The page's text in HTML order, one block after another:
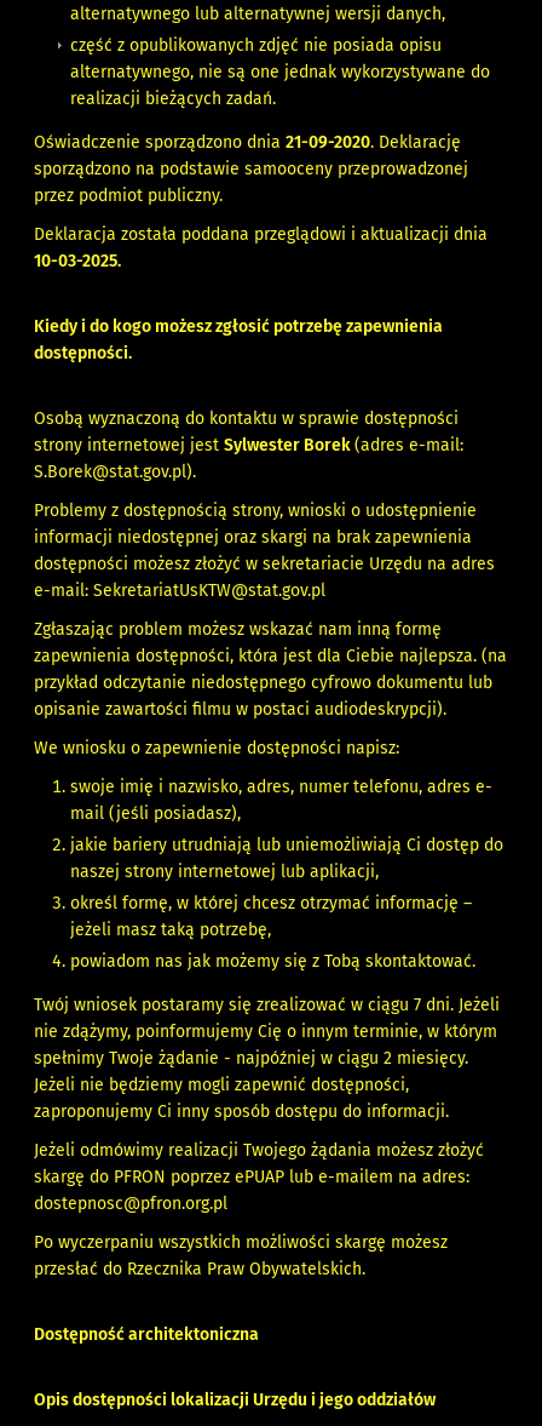
alternatywnego lub alternatywnej wersji danych,
część z opublikowanych zdjęć nie posiada opisu
alternatywnego, nie są one jednak wykorzystywane do
realizacji bieżących zadań.
Oświadczenie sporządzono dnia21-09-2020. Deklarację
sporządzono na podstawie samooceny przeprowadzonej
przez podmiot publiczny.
Deklaracja została poddana przeglądowi i aktualizacji dnia
10-03-2025.
Kiedy i do kogo możesz zgłosić potrzebę zapewnienia
dostępności.
Osobą wyznaczoną do kontaktu w sprawie dostępności
strony internetowej jestSylwester Borek(adres e-mail:
S.Borek@stat.gov.pl).
Problemy z dostępnością strony, wnioski o udostępnienie
informacji niedostępnej oraz skargi na brak zapewnienia
dostępności możesz złożyć w sekretariacie Urzędu na adres
e-mail:SekretariatUsKTW@stat.gov.pl
Zgłaszając problem możesz wskazać nam inną formę
zapewnienia dostępności, która jest dla Ciebie najlepsza. (na
przykład odczytanie niedostępnego cyfrowo dokumentu lub
opisanie zawartości filmu w postaci audiodeskrypcji).
We wniosku o zapewnienie dostępności napisz:
swoje imię i nazwisko, adres, numer telefonu, adres e-
mail (jeśli posiadasz),
jakie bariery utrudniają lub uniemożliwiają Ci dostęp do
naszej strony internetowej lub aplikacji,
określ formę, w której chcesz otrzymać informację –
jeżeli masz taką potrzebę,
powiadom nas jak możemy się z Tobą skontaktować.
Twój wniosek postaramy się zrealizować w ciągu 7 dni. Jeżeli
nie zdążymy, poinformujemy Cię o innym terminie, w którym
spełnimy Twoje żądanie - najpóźniej w ciągu 2 miesięcy.
Jeżeli nie będziemy mogli zapewnić dostępności,
zaproponujemy Ci inny sposób dostępu do informacji.
Jeżeli odmówimy realizacji Twojego żądania możesz złożyć
skargę do PFRON poprzez ePUAP lub e-mailem na adres:
dostepnosc@pfron.org.pl
Po wyczerpaniu wszystkich możliwości skargę możesz
przesłać do Rzecznika Praw Obywatelskich.
Dostępność architektoniczna
Opis dostępności lokalizacji Urzędu i jego oddziałów